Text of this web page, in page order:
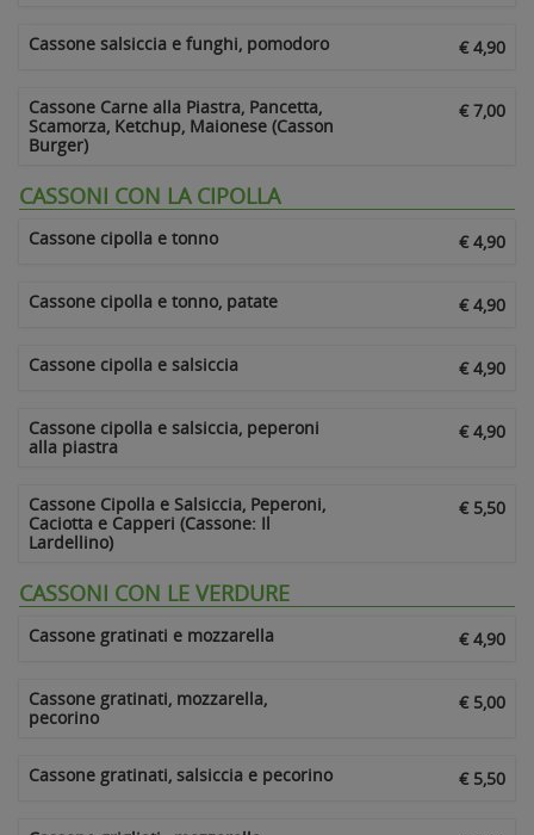
Cassone salsiccia e funghi, pomodoro € 4,90
Cassone Carne alla Piastra, Pancetta,
Scamorza, Ketchup, Maionese (Casson
Burger)
€ 7,00
CASSONI CON LA CIPOLLA
Cassone cipolla e tonno € 4,90
Cassone cipolla e tonno, patate € 4,90
Cassone cipolla e salsiccia € 4,90
Cassone cipolla e salsiccia, peperoni
alla piastra
€ 4,90
Cassone Cipolla e Salsiccia, Peperoni,
Caciotta e Capperi (Cassone: Il
Lardellino)
€ 5,50
CASSONI CON LE VERDURE
Cassone gratinati e mozzarella € 4,90
Cassone gratinati, mozzarella,
pecorino
€ 5,00
Cassone gratinati, salsiccia e pecorino € 5,50